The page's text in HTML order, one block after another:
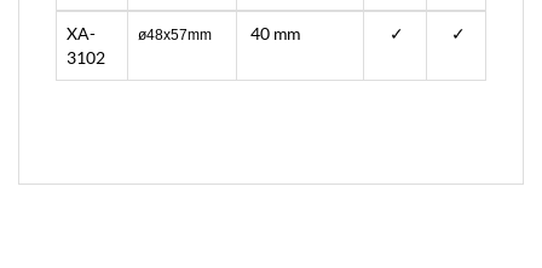
XA-
3102
ø48x57mm 40 mm ✓ ✓